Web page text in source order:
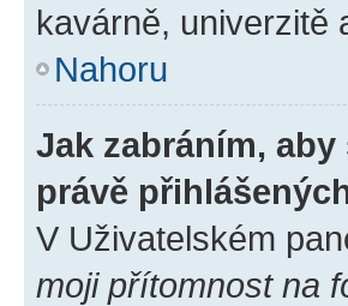
kavárně, univerzitě
Nahoru
Jak zabráním,
právě
V Uživatelském
moji přítomnost na